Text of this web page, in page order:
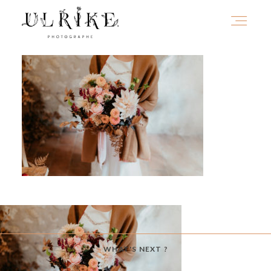
WHAT'S NEXT ?
HOME
A PROPOS
PORTFOLIO
INFOS
JOURNAL